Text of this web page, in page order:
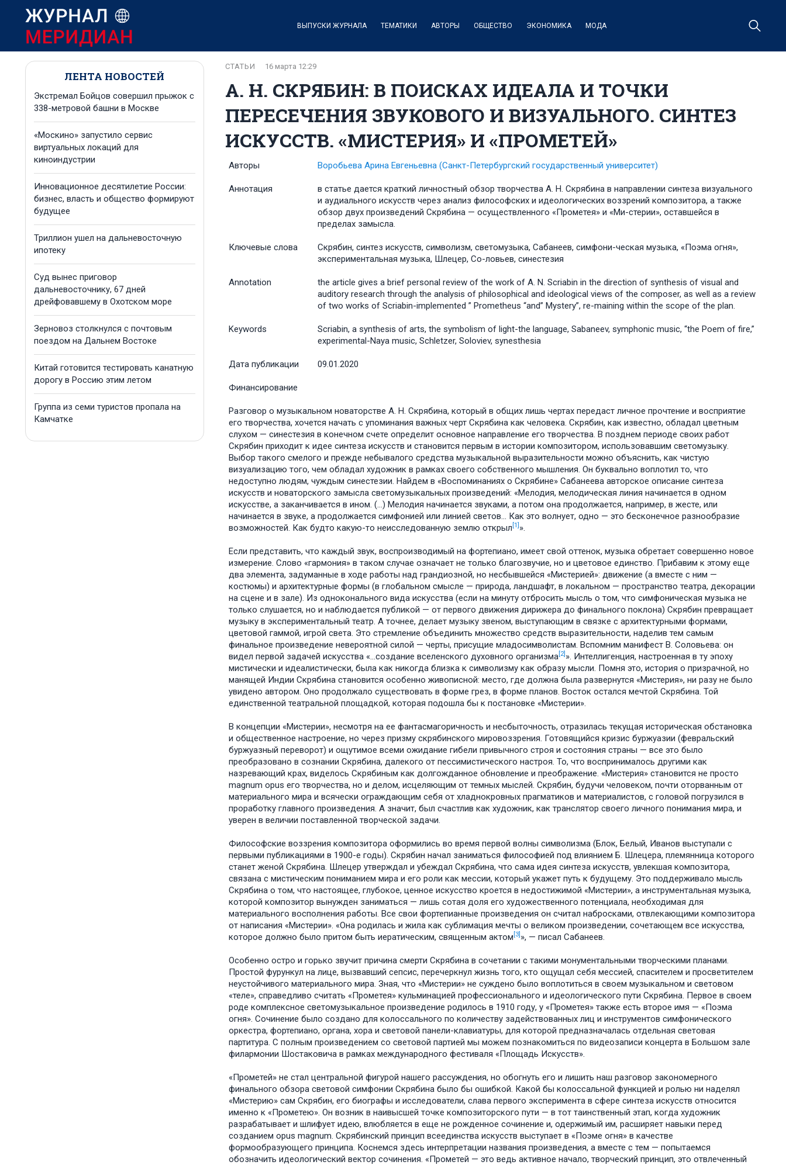
ВЫПУСКИ ЖУРНАЛА ТЕМАТИКИ АВТОРЫ ОБЩЕСТВО ЭКОНОМИКА МОДА
ЛЕНТА НОВОСТЕЙ
Экстремал Бойцов совершил прыжок с
338-метровой башни в Москве
«Москино» запустило сервис
виртуальных локаций для
киноиндустрии
Инновационное десятилетие России:
бизнес, власть и общество формируют
будущее
Триллион ушел на дальневосточную
ипотеку
Суд вынес приговор
дальневосточнику, 67 дней
дрейфовавшему в Охотском море
Зерновоз столкнулся с почтовым
поездом на Дальнем Востоке
Китай готовится тестировать канатную
дорогу в Россию этим летом
Группа из семи туристов пропала на
Камчатке
А. Н. СКРЯБИН: В ПОИСКАХ ИДЕАЛА И ТОЧКИ
ПЕРЕСЕЧЕНИЯ ЗВУКОВОГО И ВИЗУАЛЬНОГО. СИНТЕЗ
ИСКУССТВ. «МИСТЕРИЯ» И «ПРОМЕТЕЙ»
СТАТЬИ 16 марта 12:29
Авторы Воробьева Арина Евгеньевна(Санкт-Петербургский государственный университет)
Аннотация
в статье дается краткий личностный обзор творчества А. Н. Скрябина в направлении синтеза визуального
и аудиального искусств через анализ философских и идеологических воззрений композитора, а также
обзор двух произведений Скрябина — осуществленного «Прометея» и «Ми-стерии», оставшейся в
пределах замысла.
Ключевые слова
Скрябин, синтез искусств, символизм, светомузыка, Сабанеев, симфони-ческая музыка, «Поэма огня»,
экспериментальная музыка, Шлецер, Со-ловьев, синестезия
Annotation
the article gives a brief personal review of the work of A. N. Scriabin in the direction of synthesis of visual and
auditory research through the analysis of philosophical and ideological views of the composer, as well as a review
of two works of Scriabin-implemented ” Prometheus “and” Mystery”, re-maining within the scope of the plan.
Keywords
Scriabin, a synthesis of arts, the symbolism of light-the language, Sabaneev, symphonic music, “the Poem of fire,”
experimental-Naya music, Schletzer, Soloviev, synesthesia
Дата публикации 09.01.2020
Финансирование
Разговор о музыкальном новаторстве А. Н. Скрябина, который в общих лишь чертах передаст личное прочтение и восприятие
его творчества, хочется начать с упоминания важных черт Скрябина как человека. Скрябин, как известно, обладал цветным
слухом — синестезия в конечном счете определит основное направление его творчества. В позднем периоде своих работ
Скрябин приходит к идее синтеза искусств и становится первым в истории композитором, использовавшим светомузыку.
Выбор такого смелого и прежде небывалого средства музыкальной выразительности можно объяснить, как чистую
визуализацию того, чем обладал художник в рамках своего собственного мышления. Он буквально воплотил то, что
недоступно людям, чуждым синестезии. Найдем в «Воспоминаниях о Скрябине» Сабанеева авторское описание синтеза
искусств и новаторского замысла светомузыкальных произведений: «Мелодия, мелодическая линия начинается в одном
искусстве, а заканчивается в ином. (…) Мелодия начинается звуками, а потом она продолжается, например, в жесте, или
начинается в звуке, а продолжается симфонией или линией светов… Как это волнует, одно — это бесконечное разнообразие
возможностей. Как будто какую-то неисследованную землю открыл [1] ».
Если представить, что каждый звук, воспроизводимый на фортепиано, имеет свой оттенок, музыка обретает совершенно новое
измерение. Слово «гармония» в таком случае означает не только благозвучие, но и цветовое единство. Прибавим к этому еще
два элемента, задуманные в ходе работы над грандиозной, но несбывшейся «Мистерией»: движение (а вместе с ним —
костюмы) и архитектурные формы (в глобальном смысле — природа, ландшафт, в локальном — пространство театра, декорации
на сцене и в зале). Из одноконального вида искусства (если на минуту отбросить мысль о том, что симфоническая музыка не
только слушается, но и наблюдается публикой — от первого движения дирижера до финального поклона) Скрябин превращает
музыку в экспериментальный театр. А точнее, делает музыку звеном, выступающим в связке с архитектурными формами,
цветовой гаммой, игрой света. Это стремление объединить множество средств выразительности, наделив тем самым
финальное произведение невероятной силой — черты, присущие младосимволистам. Вспомним манифест В. Соловьева: он
видел первой задачей искусства «…создание вселенского духовного организма [2] ». Интеллигенция, настроенная в ту эпоху
мистически и идеалистически, была как никогда близка к символизму как образу мысли. Помня это, история о призрачной, но
манящей Индии Скрябина становится особенно живописной: место, где должна была развернутся «Мистерия», ни разу не было
увидено автором. Оно продолжало существовать в форме грез, в форме планов. Восток остался мечтой Скрябина. Той
единственной театральной площадкой, которая подошла бы к постановке «Мистерии».
В концепции «Мистерии», несмотря на ее фантасмагоричность и несбыточность, отразилась текущая историческая обстановка
и общественное настроение, но через призму скрябинского мировоззрения. Готовящийся кризис буржуазии (февральский
буржуазный переворот) и ощутимое всеми ожидание гибели привычного строя и состояния страны — все это было
преобразовано в сознании Скрябина, далекого от пессимистического настроя. То, что воспринималось другими как
назревающий крах, виделось Скрябиным как долгожданное обновление и преображение. «Мистерия» становится не просто
magnum opus его творчества, но и делом, исцеляющим от темных мыслей. Скрябин, будучи человеком, почти оторванным от
материального мира и всячески ограждающим себя от хладнокровных прагматиков и материалистов, с головой погрузился в
проработку главного произведения. А значит, был счастлив как художник, как транслятор своего личного понимания мира, и
уверен в величии поставленной творческой задачи.
Философские воззрения композитора оформились во время первой волны символизма (Блок, Белый, Иванов выступали с
первыми публикациями в 1900-е годы). Скрябин начал заниматься философией под влиянием Б. Шлецера, племянница которого
станет женой Скрябина. Шлецер утверждал и убеждал Скрябина, что сама идея синтеза искусств, увлекшая композитора,
связана с мистическим пониманием мира и его роли как мессии, который укажет путь к будущему. Это поддерживало мысль
Скрябина о том, что настоящее, глубокое, ценное искусство кроется в недостижимой «Мистерии», а инструментальная музыка,
которой композитор вынужден заниматься — лишь сотая доля его художественного потенциала, необходимая для
материального восполнения работы. Все свои фортепианные произведения он считал набросками, отвлекающими композитора
от написания «Мистерии». «Она родилась и жила как сублимация мечты о великом произведении, сочетающем все искусства,
которое должно было притом быть иератическим, священным актом [3] », — писал Сабанеев.
Особенно остро и горько звучит причина смерти Скрябина в сочетании с такими монументальными творческими планами.
Простой фурункул на лице, вызвавший сепсис, перечеркнул жизнь того, кто ощущал себя мессией, спасителем и просветителем
неустойчивого материального мира. Зная, что «Мистерии» не суждено было воплотиться в своем музыкальном и световом
«теле», справедливо считать «Прометея» кульминацией профессионального и идеологического пути Скрябина. Первое в своем
роде комплексное светомузыкальное произведение родилось в 1910 году, у «Прометея» также есть второе имя — «Поэма
огня». Сочинение было создано для колоссального по количеству задействованных лиц и инструментов симфонического
оркестра, фортепиано, органа, хора и световой панели-клавиатуры, для которой предназначалась отдельная световая
партитура. С полным произведением со световой партией мы можем познакомиться по видеозаписи концерта в Большом зале
филармонии Шостаковича в рамках международного фестиваля «Площадь Искусств».
«Прометей» не стал центральной фигурой нашего рассуждения, но обогнуть его и лишить наш разговор закономерного
финального обзора световой симфонии Скрябина было бы ошибкой. Какой бы колоссальной функцией и ролью ни наделял
«Мистерию» сам Скрябин, его биографы и исследователи, слава первого эксперимента в сфере синтеза искусств относится
именно к «Прометею». Он возник в наивысшей точке композиторского пути — в тот таинственный этап, когда художник
разрабатывает и шлифует идею, влюбляется в еще не рожденное сочинение и, одержимый им, расширяет навыки перед
созданием opus magnum. Скрябинский принцип всеединства искусств выступает в «Поэме огня» в качестве
формообразующего принципа. Коснемся здесь интерпретации названия произведения, а вместе с тем — попытаемся
обозначить идеологический вектор сочинения. «Прометей — это ведь активное начало, творческий принцип, это отвлеченный